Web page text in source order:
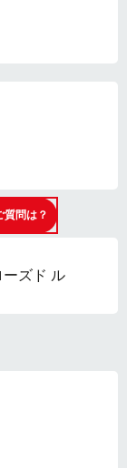
質問は？
ーズド ル